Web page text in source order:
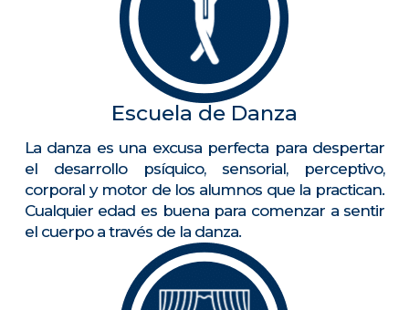
Escuela de Danza
La danza es una excusa perfecta para despertar
el desarrollo psíquico, sensorial, perceptivo,
corporal y motor de los alumnos que la practican.
Cualquier edad es buena para comenzar a sentir
el cuerpo a través de la danza.